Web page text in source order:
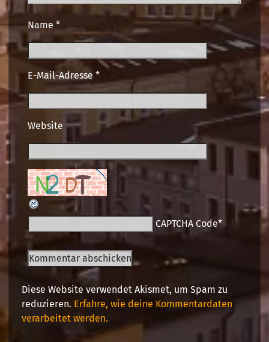
Name *
E-Mail-Adresse *
Website
CAPTCHA Code*
Diese Website verwendet Akismet, um Spam zu
reduzieren. Erfahre, wie deine Kommentardaten
verarbeitet werden.